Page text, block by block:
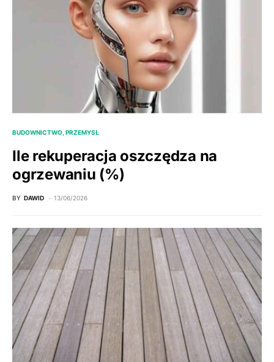
BUDOWNICTWO, PRZEMYSŁ
Ile rekuperacja oszczędza na
ogrzewaniu (%)
BY DAWID 13/06/2026